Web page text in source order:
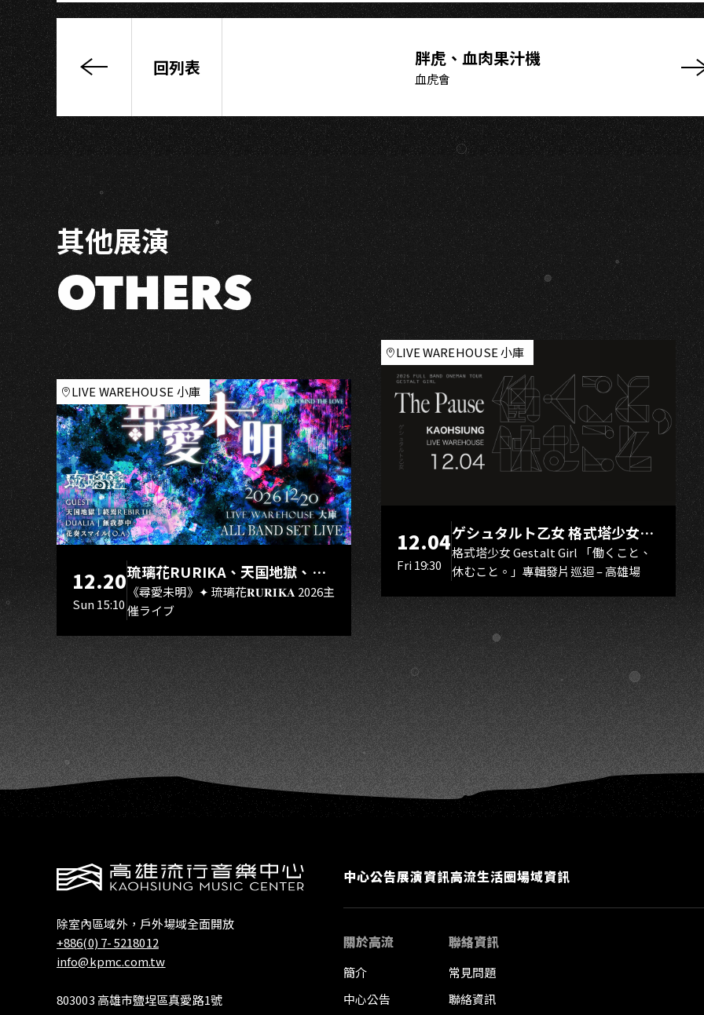
己》
音
樂
會
－
高
雄
場
回列表 胖虎、血肉果汁機
血虎會
其他展演
OTHERS
LIVE WAREHOUSE 小庫
12.20
Sun 15:10
琉璃花RURIKA、天国地獄、終
焉Rebirth、DUALIA、無我夢
中、花奏スマイル（O.A.）
《尋愛未明》✦ 琉璃花𝐑𝐔𝐑𝐈𝐊𝐀 2026主
催ライブ
LIVE WAREHOUSE 小庫
12.04
Fri 19:30
ゲシュタルト乙女 格式塔少女
Gestalt Girl
格式塔少女 Gestalt Girl 「働くこと、
休むこと。」專輯發片巡迴 – 高雄場
除室內區域外，戶外場域全面開放
+886(0) 7- 5218012
info@kpmc.com.tw
803003 高雄市鹽埕區真愛路1號
中心公告展演資訊高流生活圈場域資訊
關於高流
簡介
中心公告
聯絡資訊
常見問題
聯絡資訊